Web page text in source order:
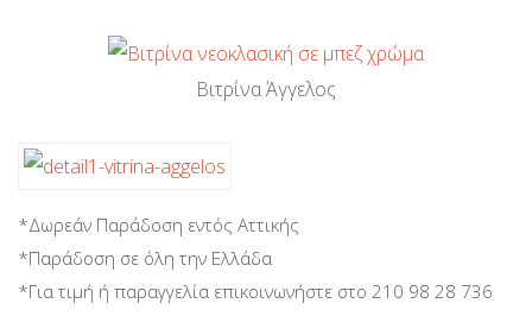
Βιτρίνα Άγγελος
*Δωρεάν Παράδοση εντός Αττικής
*Παράδοση σε όλη την Ελλάδα
*Για τιμή ή παραγγελία επικοινωνήστε στο 210 98 28 736